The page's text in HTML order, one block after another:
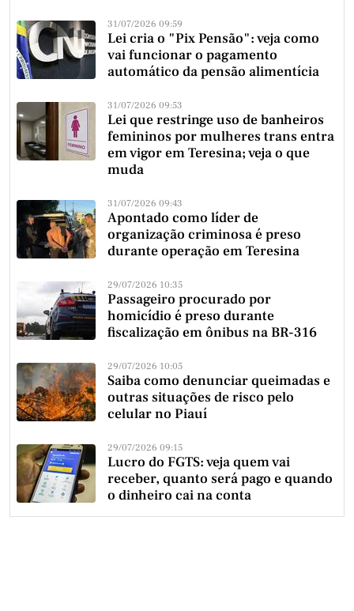
31/07/2026 09:59
Lei cria o "Pix Pensão": veja como
vai funcionar o pagamento
automático da pensão alimentícia
31/07/2026 09:53
Lei que restringe uso de banheiros
femininos por mulheres trans entra
em vigor em Teresina; veja o que
muda
31/07/2026 09:43
Apontado como líder de
organização criminosa é preso
durante operação em Teresina
29/07/2026 10:35
Passageiro procurado por
homicídio é preso durante
fiscalização em ônibus na BR-316
29/07/2026 10:05
Saiba como denunciar queimadas e
outras situações de risco pelo
celular no Piauí
29/07/2026 09:15
Lucro do FGTS: veja quem vai
receber, quanto será pago e quando
o dinheiro cai na conta